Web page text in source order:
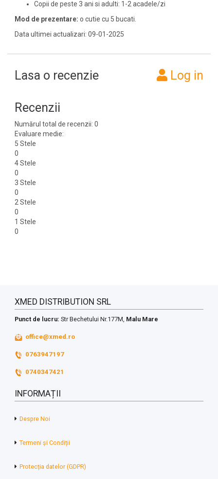
Copii de peste 3 ani si adulti: 1-2 acadele/zi
Mod de prezentare: o cutie cu 5 bucati.
Data ultimei actualizari: 09-01-2025
Lasa o recenzie Log in
Recenzii
Numărul total de recenzii: 0
Evaluare medie:
5 Stele
0
4 Stele
0
3 Stele
0
2 Stele
0
1 Stele
0
XMED DISTRIBUTION SRL
Punct de lucru: Str Bechetului Nr.177M, Malu Mare
office@xmed.ro
0763947197
0740347421
INFORMAȚII
Despre Noi
Termeni și Condiții
Protecția datelor (GDPR)